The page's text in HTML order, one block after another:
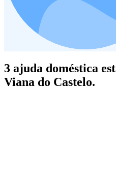
3 ajuda doméstica
Viana do Castelo.